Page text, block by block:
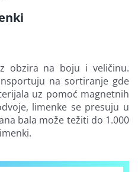
obzira na boju i veličinu.
na sortiranje gde
uz pomoć magnetnih
limenke se presuju u
bala može težiti do 1.000